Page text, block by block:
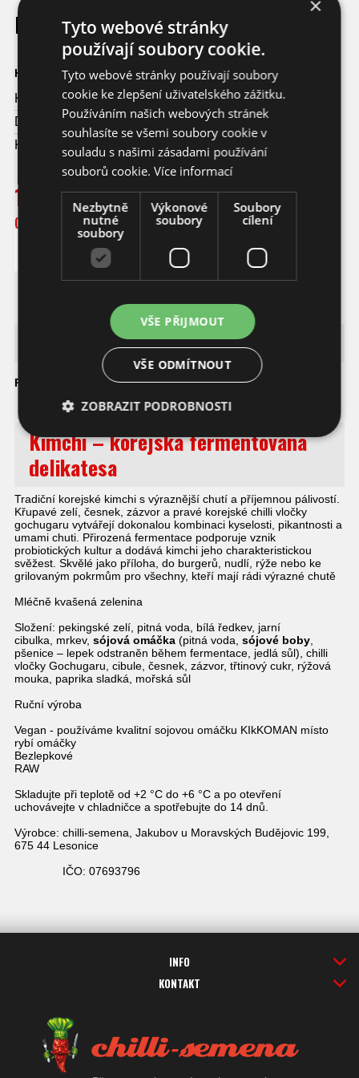
KIMCHI pálivé
Hmotnost: 280 g
Kód:
kim2
Dostupnost:
Ihned k odeslání
Koupí tohoto produktu získáte 115 bodů.
115,- KČ
(5,11 EUR)
DO KOŠÍKU
KIMCHI pálivé
PÁLIVÉ – intenzivní, pikantní a návyková
Kimchi – korejská fermentovaná
delikatesa
Tradiční korejské kimchi s výraznější chutí a příjemnou pálivostí.
Křupavé zelí, česnek, zázvor a pravé korejské chilli vločky
gochugaru vytvářejí dokonalou kombinaci kyselosti, pikantnosti a
umami chuti. Přirozená fermentace podporuje vznik
probiotických kultur a dodává kimchi jeho charakteristickou
svěžest. Skvělé jako příloha, do burgerů, nudlí, rýže nebo ke
grilovaným pokrmům pro všechny, kteří mají rádi výrazné chutě
Mléčně kvašená zelenina
Složení: pekingské zelí, pitná voda, bílá ředkev, jarní
cibulka, mrkev, sójová omáčka (pitná voda, sójové boby
pšenice – lepek odstraněn během fermentace, jedlá sůl), chilli
vločky Gochugaru, cibule, česnek, zázvor, třtinový cukr, rýžová
mouka, paprika sladká, mořská sůl
Ruční výroba
Vegan - používáme kvalitní sojovou omáčku KIkKOMAN místo
rybí omáčky
Bezlepkové
RAW
Skladujte při teplotě od +2 °C do +6 °C a po otevření
uchovávejte v chladničce a spotřebujte do 14 dnů.
Výrobce: chilli-semena, Jakubov u Moravských Budějovic 199,
675 44 Lesonice
IČO: 07693796
INFO
KONTAKT
×
Tyto webové stránky
používají soubory cookie.
Tyto webové stránky používají soubory
cookie ke zlepšení uživatelského zážitku.
Používáním našich webových stránek
souhlasíte se všemi soubory cookie v
souladu s našimi zásadami používání
souborů cookie.Více informací
Nezbytně
nutné
soubory
Výkonové
soubory
Soubory
cílení
VŠE PŘIJMOUT
VŠE ODMÍTNOUT
ZOBRAZIT PODROBNOSTI